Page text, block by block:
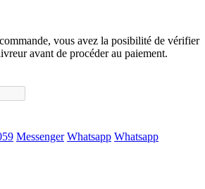
vous avez la posibilité de vérifier
avant de procéder au paiement.
Messenger Whatsapp Whatsapp